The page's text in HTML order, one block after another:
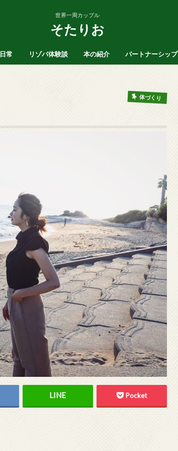
世界一周カップル
そたりお
日常 リゾバ体験談 本の紹介 パートナーシップ
体づくり
Pocket